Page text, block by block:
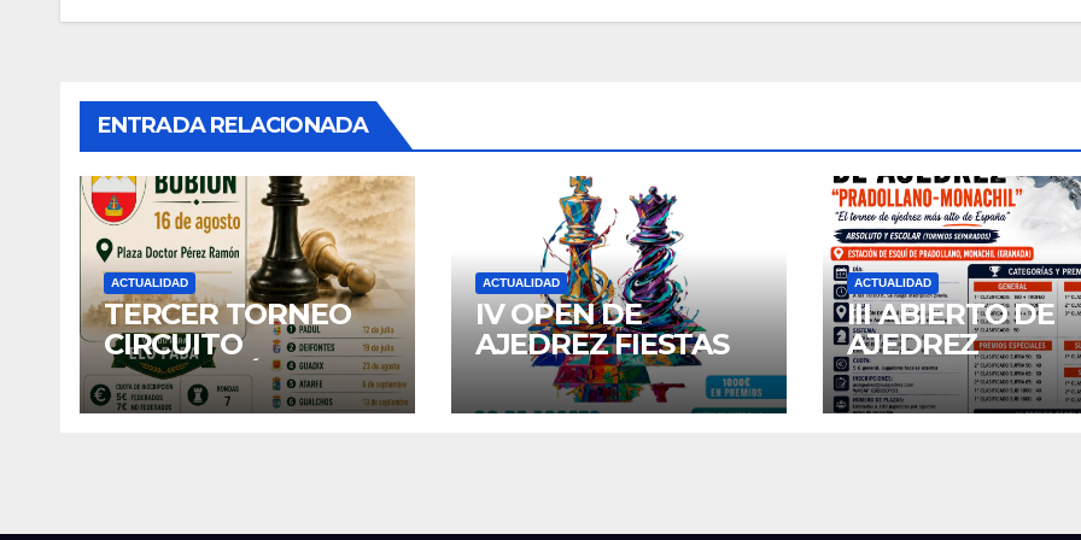
entradas
ENTRADA RELACIONADA
ACTUALIDAD
TERCER TORNEO
CIRCUITO
DIPUTACIÓN:
BUBION
ACTUALIDAD
IV OPEN DE
AJEDREZ FIESTAS
DE SAN AGUSTIN
2026
ACTUALIDAD
III ABIERTO DE
AJEDREZ
“PRADOLLANO
MONACHIL”